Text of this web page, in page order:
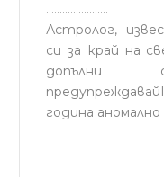
.......................
Астролог,
си за край на
допълни
година